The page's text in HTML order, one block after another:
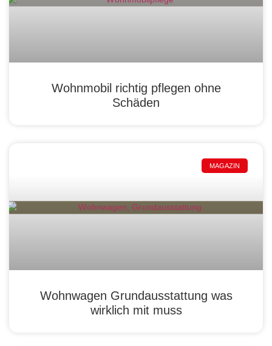
Wohnmobil richtig pflegen ohne
Schäden
MAGAZIN
Wohnwagen Grundausstattung was
wirklich mit muss